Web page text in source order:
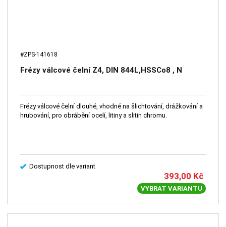
#ZPS-141618
Frézy válcové čelní Z4, DIN 844L,HSSCo8 , N
Frézy válcové čelní dlouhé, vhodné na šlichtování, drážkování a
hrubování, pro obrábění ocelí, litiny a slitin chromu.
Dostupnost dle variant
393,00 Kč
VYBRAT VARIANTU